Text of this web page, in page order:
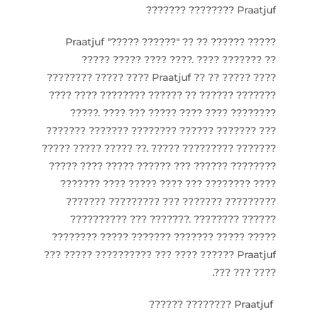
Praatjuf ???????? ???????
????? ?????? Praatjuf "????? ??????" ?? ??
????? ????? ???? ????. ???? ??????? ??
???????? ????? ???? Praatjuf ?? ?? ????? ????
???? ???? ???????? ?????? ?? ?????? ???????
?????. ???? ??? ????? ???? ???? ????????
??????? ??????? ???????? ?????? ??????? ???
????? ????? ????? ??. ????? ????????? ???????
????? ???? ????? ?????? ??? ?????? ????????
??????? ???? ????? ???? ??? ???????? ????
??????? ????????? ??? ??????? ?????????
?????????? ??? ???????. ???????? ??????
???????? ????? ??????? ??????? ????? ?????
?????????? ??? ???? ?????? Praatjuf ????? ???
???? ??? ???.
Praatjuf ???????? ??????